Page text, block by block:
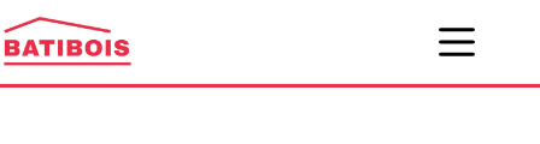
au
contenu